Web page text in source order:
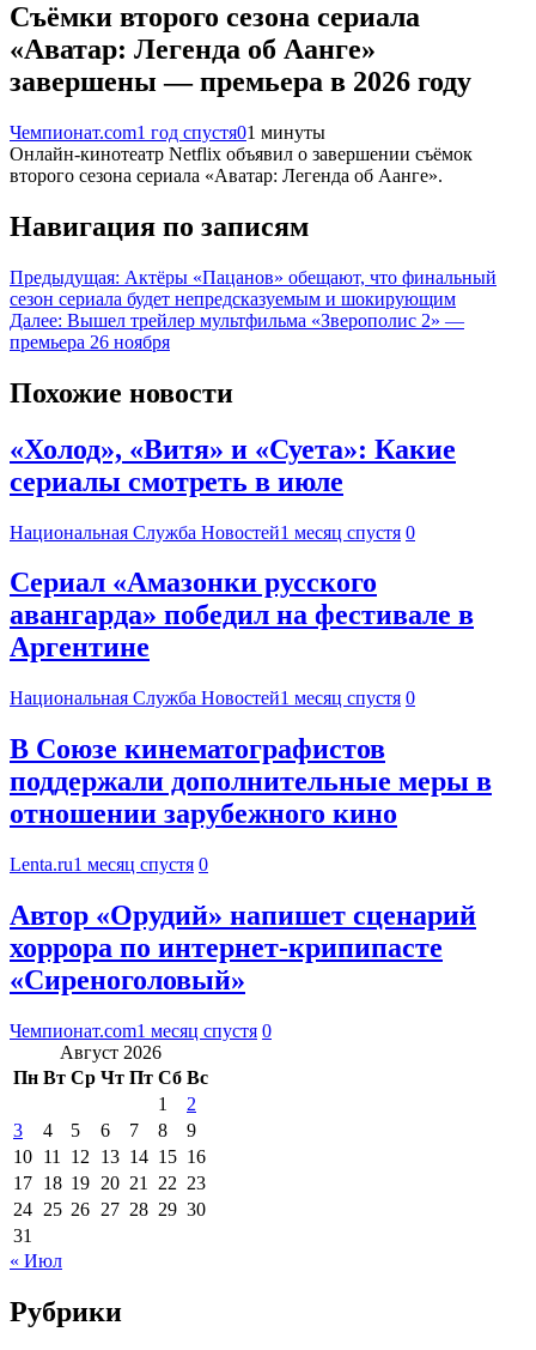
Съёмки второго сезона сериала
«Аватар: Легенда об Аанге»
завершены — премьера в 2026 году
Чемпионат.com1 год спустя01 минуты
Онлайн-кинотеатр Netflix объявил о завершении съёмок
второго сезона сериала «Аватар: Легенда об Аанге».
Навигация по записям
Предыдущая: Актёры «Пацанов» обещают, что финальный
сезон сериала будет непредсказуемым и шокирующим
Далее: Вышел трейлер мультфильма «Зверополис 2» —
премьера 26 ноября
Похожие новости
«Холод», «Витя» и «Суета»: Какие
сериалы смотреть в июле
Национальная Служба Новостей1 месяц спустя 0
Сериал «Амазонки русского
авангарда» победил на фестивале в
Аргентине
Национальная Служба Новостей1 месяц спустя 0
В Союзе кинематографистов
поддержали дополнительные меры в
отношении зарубежного кино
Lenta.ru1 месяц спустя 0
Автор «Орудий» напишет сценарий
хоррора по интернет-крипипасте
«Сиреноголовый»
Чемпионат.com1 месяц спустя 0
Август 2026
Пн Вт Ср Чт Пт Сб Вс
1
2
3
4 5 6 7 8
9
10 11 12 13 14 15 16
17 18 19 20 21 22 23
24 25 26 27 28 29 30
31
« Июл
Рубрики